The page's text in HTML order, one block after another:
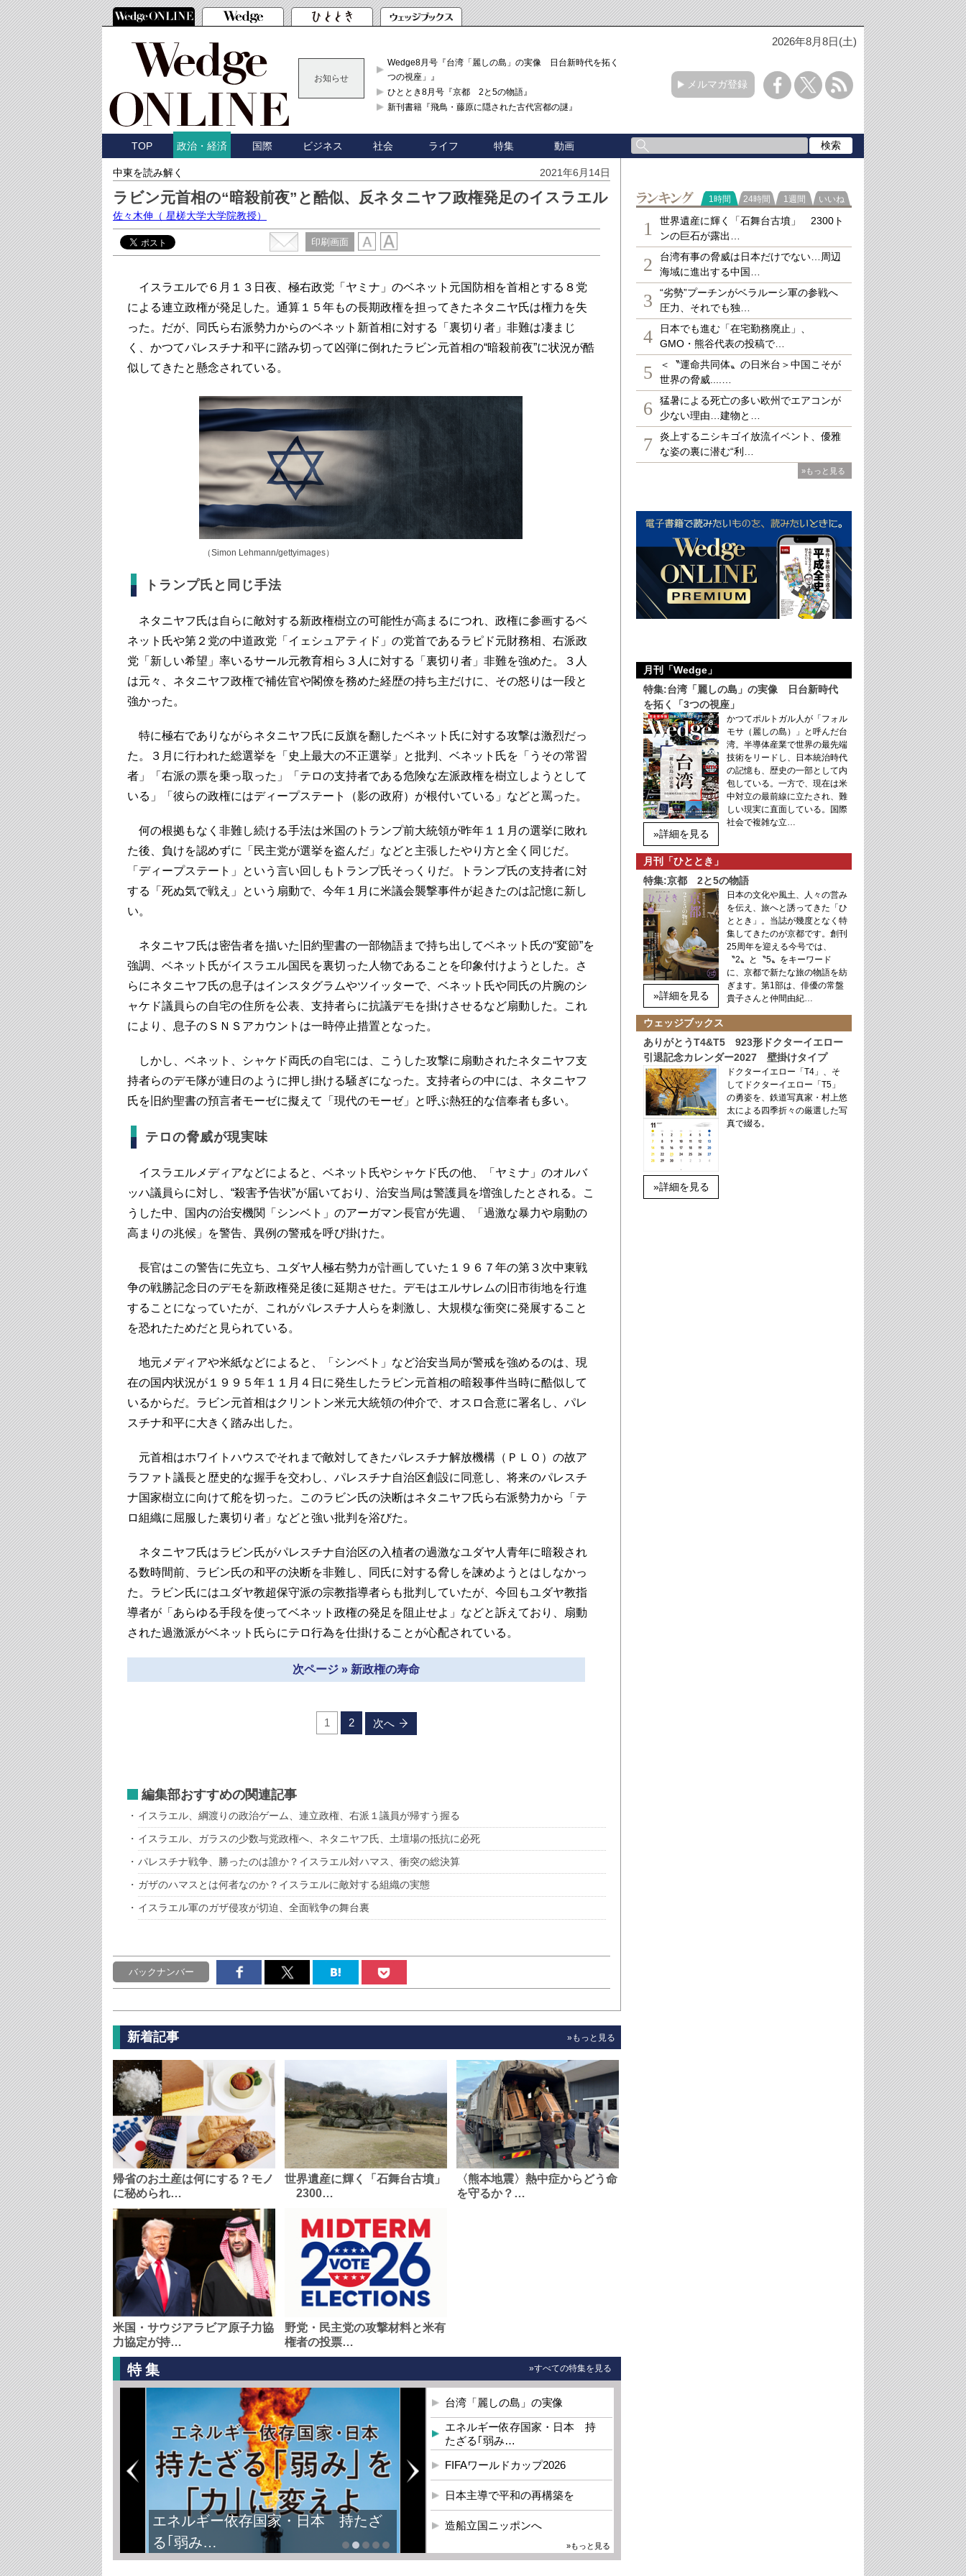
2026年8月8日(土)
お知らせ
Wedge8月号『台湾「麗しの島」の実像 日台新時代を拓く「3
つの視座」』
ひととき8月号『京都 2と5の物語』
新刊書籍『飛鳥・藤原に隠された古代宮都の謎』
メルマガ登録
TOP 政治・経済 国際 ビジネス 社会 ライフ 特集 動画
中東を読み解く 2021年6月14日
ラビン元首相の“暗殺前夜”と酷似、反ネタニヤフ政権発足のイスラエル
佐々木伸 （ 星槎大学大学院教授）
印刷画面
イスラエルで６月１３日夜、極右政党「ヤミナ」のベネット元国防相を首相とする８党
による連立政権が発足した。通算１５年もの長期政権を担ってきたネタニヤ氏は権力を失
った。だが、同氏ら右派勢力からのベネット新首相に対する「裏切り者」非難は凄まじ
く、かつてパレスチナ和平に踏み切って凶弾に倒れたラビン元首相の“暗殺前夜”に状況が酷
似してきたと懸念されている。
（Simon Lehmann/gettyimages）
トランプ氏と同じ手法
ネタニヤフ氏は自らに敵対する新政権樹立の可能性が高まるにつれ、政権に参画するベ
ネット氏や第２党の中道政党「イェシュアティド」の党首であるラピド元財務相、右派政
党「新しい希望」率いるサール元教育相ら３人に対する「裏切り者」非難を強めた。３人
は元々、ネタニヤフ政権で補佐官や閣僚を務めた経歴の持ち主だけに、その怒りは一段と
強かった。
特に極右でありながらネタニヤフ氏に反旗を翻したベネット氏に対する攻撃は激烈だっ
た。３月に行われた総選挙を「史上最大の不正選挙」と批判、ベネット氏を「うその常習
者」「右派の票を乗っ取った」「テロの支持者である危険な左派政権を樹立しようとして
いる」「彼らの政権にはディープステート（影の政府）が根付いている」などと罵った。
何の根拠もなく非難し続ける手法は米国のトランプ前大統領が昨年１１月の選挙に敗れ
た後、負けを認めずに「民主党が選挙を盗んだ」などと主張したやり方と全く同じだ。
「ディープステート」という言い回しもトランプ氏そっくりだ。トランプ氏の支持者に対
する「死ぬ気で戦え」という扇動で、今年１月に米議会襲撃事件が起きたのは記憶に新し
い。
ネタニヤフ氏は密告者を描いた旧約聖書の一部物語まで持ち出してベネット氏の“変節”を
強調、ベネット氏がイスラエル国民を裏切った人物であることを印象付けようとした。さ
らにネタニヤフ氏の息子はインスタグラムやツイッターで、ベネット氏や同氏の片腕のシ
ャケド議員らの自宅の住所を公表、支持者らに抗議デモを掛けさせるなど扇動した。これ
により、息子のＳＮＳアカウントは一時停止措置となった。
しかし、ベネット、シャケド両氏の自宅には、こうした攻撃に扇動されたネタニヤフ支
持者らのデモ隊が連日のように押し掛ける騒ぎになった。支持者らの中には、ネタニヤフ
氏を旧約聖書の預言者モーゼに擬えて「現代のモーゼ」と呼ぶ熱狂的な信奉者も多い。
テロの脅威が現実味
イスラエルメディアなどによると、ベネット氏やシャケド氏の他、「ヤミナ」のオルバ
ッハ議員らに対し、“殺害予告状”が届いており、治安当局は警護員を増強したとされる。こ
うした中、国内の治安機関「シンベト」のアーガマン長官が先週、「過激な暴力や扇動の
高まりの兆候」を警告、異例の警戒を呼び掛けた。
長官はこの警告に先立ち、ユダヤ人極右勢力が計画していた１９６７年の第３次中東戦
争の戦勝記念日のデモを新政権発足後に延期させた。デモはエルサレムの旧市街地を行進
することになっていたが、これがパレスチナ人らを刺激し、大規模な衝突に発展すること
を恐れたためだと見られている。
地元メディアや米紙などによると、「シンベト」など治安当局が警戒を強めるのは、現
在の国内状況が１９９５年１１月４日に発生したラビン元首相の暗殺事件当時に酷似して
いるからだ。ラビン元首相はクリントン米元大統領の仲介で、オスロ合意に署名し、パレ
スチナ和平に大きく踏み出した。
元首相はホワイトハウスでそれまで敵対してきたパレスチナ解放機構（ＰＬＯ）の故ア
ラファト議長と歴史的な握手を交わし、パレスチナ自治区創設に同意し、将来のパレスチ
ナ国家樹立に向けて舵を切った。このラビン氏の決断はネタニヤフ氏ら右派勢力から「テ
ロ組織に屈服した裏切り者」などと強い批判を浴びた。
ネタニヤフ氏はラビン氏がパレスチナ自治区の入植者の過激なユダヤ人青年に暗殺され
る数時間前、ラビン氏の和平の決断を非難し、同氏に対する脅しを諫めようとはしなかっ
た。ラビン氏にはユダヤ教超保守派の宗教指導者らも批判していたが、今回もユダヤ教指
導者が「あらゆる手段を使ってベネット政権の発足を阻止せよ」などと訴えており、扇動
された過激派がベネット氏らにテロ行為を仕掛けることが心配されている。
次ページ » 新政権の寿命
1 2 次へ
編集部おすすめの関連記事
イスラエル、綱渡りの政治ゲーム、連立政権、右派１議員が帰すう握る
イスラエル、ガラスの少数与党政権へ、ネタニヤフ氏、土壇場の抵抗に必死
パレスチナ戦争、勝ったのは誰か？イスラエル対ハマス、衝突の総決算
ガザのハマスとは何者なのか？イスラエルに敵対する組織の実態
イスラエル軍のガザ侵攻が切迫、全面戦争の舞台裏
バックナンバー
新着記事 »もっと見る
帰省のお土産は何にする？モノ
に秘められ…
世界遺産に輝く「石舞台古墳」
2300…
〈熊本地震〉熱中症からどう命
を守るか？…
米国・サウジアラビア原子力協
力協定が持…
野党・民主党の攻撃材料と米有
権者の投票…
特集 »すべての特集を見る
FIFAワールドカップ2026
台湾「麗しの島」の実像
エネルギー依存国家・日本 持
たざる｢弱み…
FIFAワールドカップ2026
日本主導で平和の再構築を
造船立国ニッポンへ
»もっと見る
ランキング
1時間 24時間 1週間 いいね
1
世界遺産に輝く「石舞台古墳」 2300ト
ンの巨石が露出…
2
台湾有事の脅威は日本だけでない…周辺
海域に進出する中国…
3
“劣勢”プーチンがベラルーシ軍の参戦へ
圧力、それでも独…
4
日本でも進む「在宅勤務廃止」、
GMO・熊谷代表の投稿で…
5
＜〝運命共同体〟の日米台＞中国こそが
世界の脅威....…
6
猛暑による死亡の多い欧州でエアコンが
少ない理由…建物と…
7
炎上するニシキゴイ放流イベント、優雅
な姿の裏に潜む“利…
»もっと見る
月刊「Wedge」
特集:台湾「麗しの島」の実像 日台新時代
を拓く「3つの視座」
»詳細を見る
かつてポルトガル人が「フォル
モサ（麗しの島）」と呼んだ台
湾。半導体産業で世界の最先端
技術をリードし、日本統治時代
の記憶も、歴史の一部として内
包している。一方で、現在は米
中対立の最前線に立たされ、難
しい現実に直面している。国際
社会で複雑な立…
月刊「ひととき」
特集:京都 2と5の物語
»詳細を見る
日本の文化や風土、人々の営み
を伝え、旅へと誘ってきた「ひ
ととき」。当誌が幾度となく特
集してきたのが京都です。創刊
25周年を迎える今号では、
〝2〟と〝5〟をキーワード
に、京都で新たな旅の物語を紡
ぎます。第1部は、俳優の常盤
貴子さんと仲間由紀…
ウェッジブックス
ありがとうT4&T5 923形ドクターイエロー
引退記念カレンダー2027 壁掛けタイプ
»詳細を見る
ドクターイエロー「T4」、そ
してドクターイエロー「T5」
の勇姿を、鉄道写真家・村上悠
太による四季折々の厳選した写
真で綴る。